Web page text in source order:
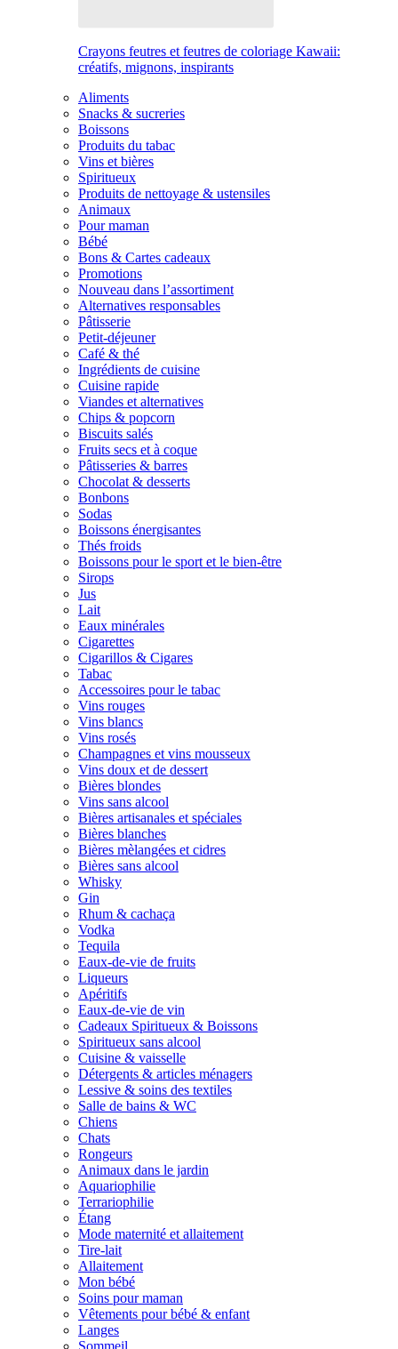
Crayons feutres et feutres de coloriage Kawaii:
créatifs, mignons, inspirants
Aliments
Snacks & sucreries
Boissons
Produits du tabac
Vins et bières
Spiritueux
Produits de nettoyage & ustensiles
Animaux
Pour maman
Bébé
Bons & Cartes cadeaux
Promotions
Nouveau dans l’assortiment
Alternatives responsables
Pâtisserie
Petit-déjeuner
Café & thé
Ingrédients de cuisine
Cuisine rapide
Viandes et alternatives
Chips & popcorn
Biscuits salés
Fruits secs et à coque
Pâtisseries & barres
Chocolat & desserts
Bonbons
Sodas
Boissons énergisantes
Thés froids
Boissons pour le sport et le bien-être
Sirops
Jus
Lait
Eaux minérales
Cigarettes
Cigarillos & Cigares
Tabac
Accessoires pour le tabac
Vins rouges
Vins blancs
Vins rosés
Champagnes et vins mousseux
Vins doux et de dessert
Bières blondes
Vins sans alcool
Bières artisanales et spéciales
Bières blanches
Bières mèlangées et cidres
Bières sans alcool
Whisky
Gin
Rhum & cachaça
Vodka
Tequila
Eaux-de-vie de fruits
Liqueurs
Apéritifs
Eaux-de-vie de vin
Cadeaux Spiritueux & Boissons
Spiritueux sans alcool
Cuisine & vaisselle
Détergents & articles ménagers
Lessive & soins des textiles
Salle de bains & WC
Chiens
Chats
Rongeurs
Animaux dans le jardin
Aquariophilie
Terrariophilie
Étang
Mode maternité et allaitement
Tire-lait
Allaitement
Mon bébé
Soins pour maman
Vêtements pour bébé & enfant
Langes
Sommeil